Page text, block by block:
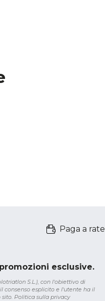
Paga a rate
esclusive.
S.L.), con l'obiettivo di
consenso esplicito e l'utente ha il
Politica sulla privacy